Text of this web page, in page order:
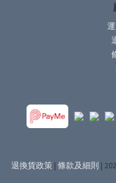
退換貨政策 | 條款及細則 |